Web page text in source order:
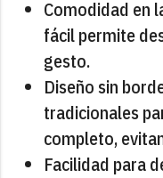
Comodidad en
fácil permite
gesto.
Diseño sin
tradicionales
completo,
Facilidad para